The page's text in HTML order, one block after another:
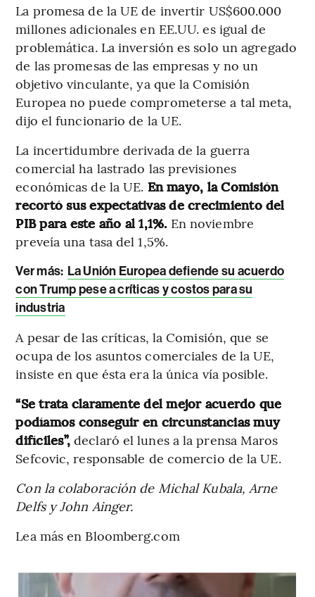
La promesa de la UE de invertir US$600.000
millones adicionales en EE.UU. es igual de
problemática. La inversión es solo un agregado
de las promesas de las empresas y no un
objetivo vinculante, ya que la Comisión
Europea no puede comprometerse a tal meta,
dijo el funcionario de la UE.
La incertidumbre derivada de la guerra
comercial ha lastrado las previsiones
económicas de la UE. En mayo, la Comisión
recortó sus expectativas de crecimiento del
PIB para este año al 1,1%. En noviembre
preveía una tasa del 1,5%.
Ver más: La Unión Europea defiende su acuerdo
con Trump pese a críticas y costos para su
industria
A pesar de las críticas, la Comisión, que se
ocupa de los asuntos comerciales de la UE,
insiste en que ésta era la única vía posible.
“Se trata claramente del mejor acuerdo que
podíamos conseguir en circunstancias muy
difíciles”, declaró el lunes a la prensa Maros
Sefcovic, responsable de comercio de la UE.
Con la colaboración de Michal Kubala, Arne
Delfs y John Ainger.
Lea más en Bloomberg.com